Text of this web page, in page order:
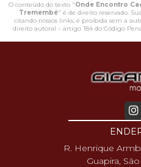
O conteúdo do texto "Onde Encontro
Tremembé" é de direito reservado.
citando nossos links, é proibida sem a
direito autoral – artigo 184 do Código
R. Henrique
Guapira,